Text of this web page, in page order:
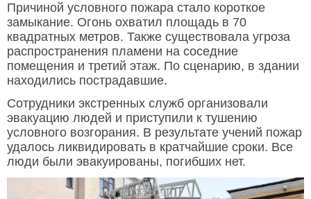
Причиной условного пожара стало короткое
замыкание. Огонь охватил площадь в 70
квадратных метров. Также существовала угроза
распространения пламени на соседние
помещения и третий этаж. По сценарию, в здании
находились пострадавшие.
Сотрудники экстренных служб организовали
эвакуацию людей и приступили к тушению
условного возгорания. В результате учений пожар
удалось ликвидировать в кратчайшие сроки. Все
люди были эвакуированы, погибших нет.